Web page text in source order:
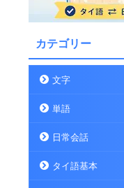
カテゴリー
文字
単語
日常会話
タイ語基本